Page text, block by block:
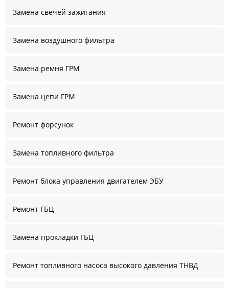
Замена свечей зажигания
Замена воздушного фильтра
Замена ремня ГРМ
Замена цепи ГРМ
Ремонт форсунок
Замена топливного фильтра
Ремонт блока управления двигателем ЭБУ
Ремонт ГБЦ
Замена прокладки ГБЦ
Ремонт топливного насоса высокого давления ТНВД